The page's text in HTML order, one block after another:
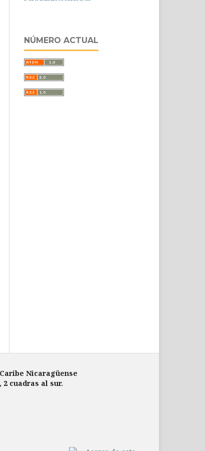
NÚMERO ACTUAL
Nicaragüense
cuadras al sur.